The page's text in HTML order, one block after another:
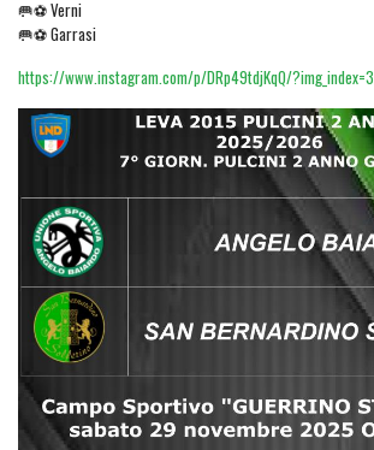
🥅⚽️ Verni
🥅⚽️ Garrasi
https://www.instagram.com/p/DRp49tdjKqQ/?img_index=3